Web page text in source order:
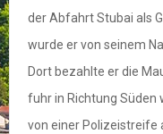
der Abfahrt Stubai als
wurde er von seinem
Dort bezahlte er die
fuhr in Richtung Süden
von einer Polizeistreife